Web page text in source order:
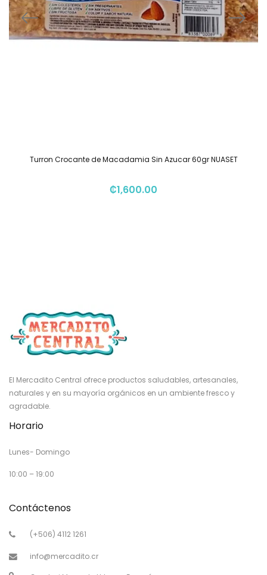
Turron Crocante de Macadamia Sin Azucar 60gr NUASET
₡1,600.00
El Mercadito Central ofrece productos saludables, artesanales,
naturales y en su mayoría orgánicos en un ambiente fresco y
agradable.
Horario
Lunes- Domingo
10:00 – 19:00
Contáctenos
(+506) 4112 1261
info@mercadito.cr